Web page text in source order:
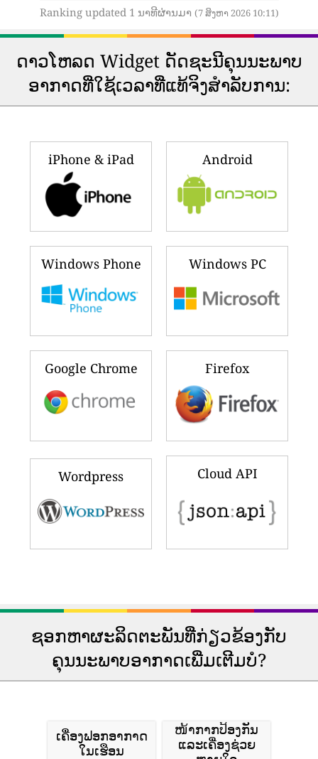
Ranking updated 1 ນາທີຜ່ານມາ (7 ສິງຫາ 2026 10:11)
ດາວ​ໂຫລດ Widget ດັດ​ຊະ​ນີ​ຄຸນ​ນະ​ພາບ​
ອາ​ກາດ​ທີ່​ໃຊ້​ເວ​ລາ​ທີ່​ແທ້​ຈິງ​ສໍາ​ລັບ​ການ​:
iPhone & iPad Android
Windows Phone Windows PC
Google Chrome Firefox
Wordpress Cloud API
ຊອກຫາຜະລິດຕະພັນທີ່ກ່ຽວຂ້ອງກັບ
ຄຸນນະພາບອາກາດເພີ່ມເຕີມບໍ?
ເຄື່ອງຟອກອາກາດ
ໃນເຮືອນ
ໜ້າກາກປ້ອງກັນ
ແລະເຄື່ອງຊ່ວຍ